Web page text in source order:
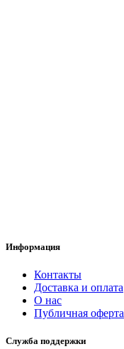
Информация
Контакты
Доставка и оплата
О нас
Публичная оферта
Служба поддержки